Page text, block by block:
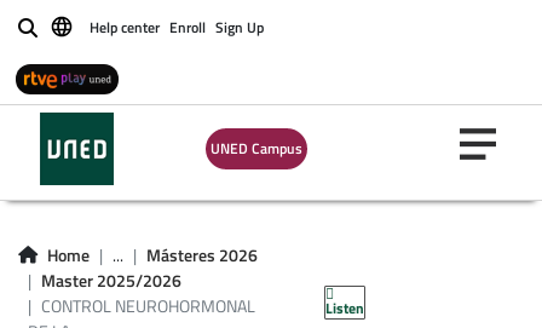
BuscarHelp center Enroll Sign Up
UNED Campus
Home ...
Másteres 2026
Master 2025/2026
CONTROL NEUROHORMONAL
Listen
CONTROL
NEUROHORMONAL